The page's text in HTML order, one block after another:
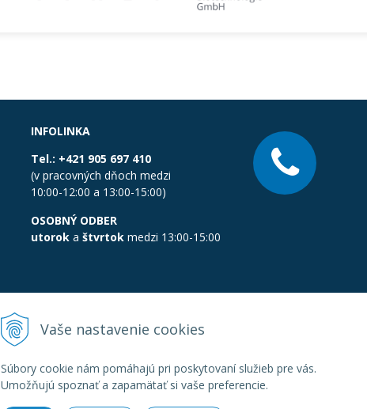
Vaše nastavenie cookies
Súbory cookie nám pomáhajú pri poskytovaní služieb pre vás.
Umožňujú spoznať a zapamätať si vaše preferencie.
INFOLINKA
Tel.: +421 905 697 410
(v pracovných dňoch medzi
10:00-12:00 a 13:00-15:00)
OSOBNÝ ODBER
utorok a štvrtok medzi 13:00-15:00